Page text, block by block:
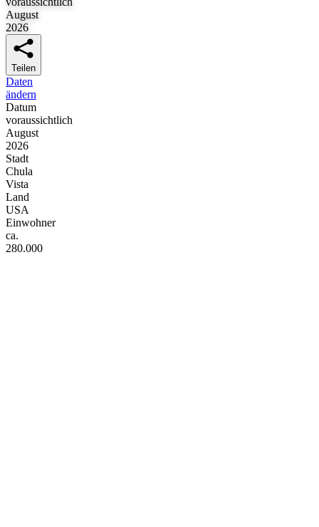
August
2026
Teilen
Daten
ändern
Datum
voraussichtlich
August
2026
Stadt
Chula
Vista
Land
USA
Einwohner
ca.
280.000